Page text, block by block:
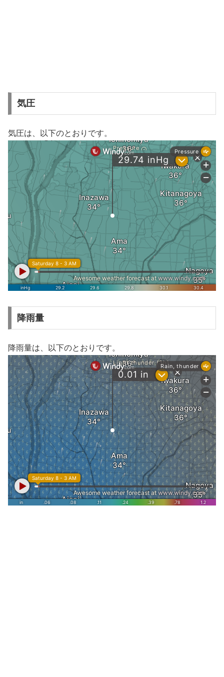
気圧
気圧は、以下のとおりです。
降雨量
降雨量は、以下のとおりです。